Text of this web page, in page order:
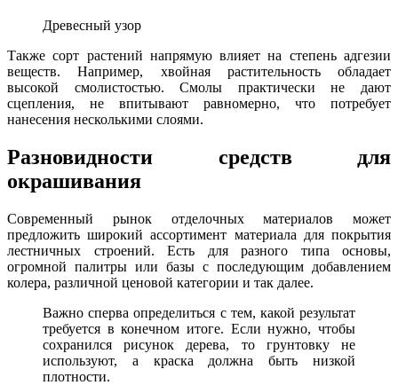
Древесный узор
Также сорт растений напрямую влияет на степень адгезии
веществ. Например, хвойная растительность обладает
высокой смолистостью. Смолы практически не дают
сцепления, не впитывают равномерно, что потребует
нанесения несколькими слоями.
Разновидности средств для
окрашивания
Современный рынок отделочных материалов может
предложить широкий ассортимент материала для покрытия
лестничных строений. Есть для разного типа основы,
огромной палитры или базы с последующим добавлением
колера, различной ценовой категории и так далее.
Важно сперва определиться с тем, какой результат
требуется в конечном итоге. Если нужно, чтобы
сохранился рисунок дерева, то грунтовку не
используют, а краска должна быть низкой
плотности.